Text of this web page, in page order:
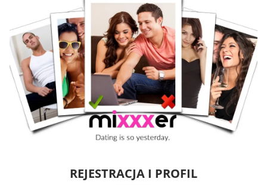
REJESTRACJA I PROFIL